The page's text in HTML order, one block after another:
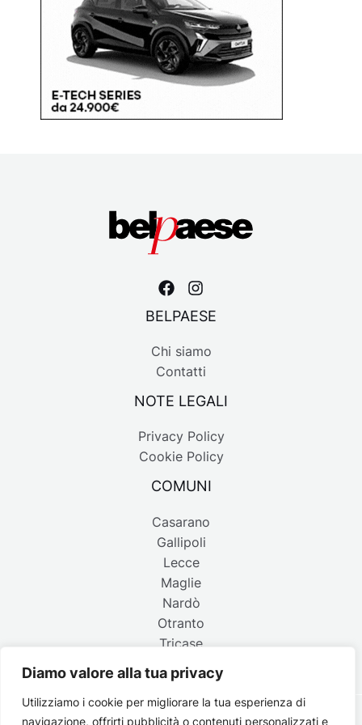
Diamo valore alla tua privacy
Utilizziamo i cookie per migliorare la tua esperienza di
navigazione, offrirti pubblicità o contenuti personalizzati e
BELPAESE
Chi siamo
Contatti
NOTE LEGALI
Privacy Policy
Cookie Policy
COMUNI
Casarano
Gallipoli
Lecce
Maglie
Nardò
Otranto
Tricase